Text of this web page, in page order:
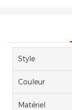
Style
Couleur
Matériel